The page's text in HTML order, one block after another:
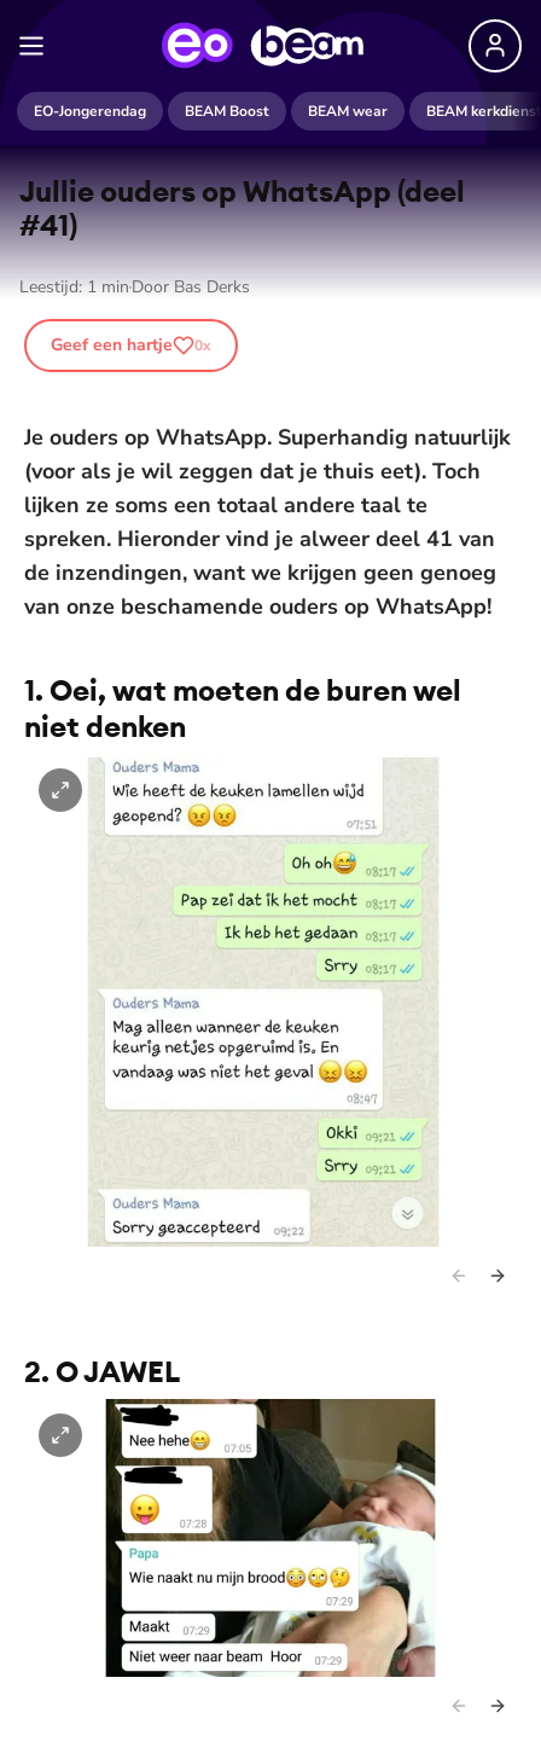
EO-Jongerendag BEAM Boost BEAM wear BEAM kerkdienst
Jullie ouders op WhatsApp (deel
#41)
Leestijd:1minDoorBas Derks
Geef een hartje 0x
Je ouders op WhatsApp. Superhandig natuurlijk
(voor als je wil zeggen dat je thuis eet). Toch
lijken ze soms een totaal andere taal te
spreken. Hieronder vind je alweer deel 41 van
de inzendingen, want we krijgen geen genoeg
van onze beschamende ouders op WhatsApp!
1. Oei, wat moeten de buren wel
niet denken
2. O JAWEL